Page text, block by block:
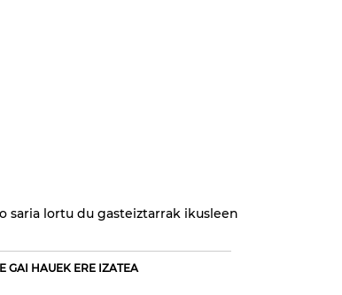
saria lortu du gasteiztarrak ikusleen
GAI HAUEK ERE IZATEA